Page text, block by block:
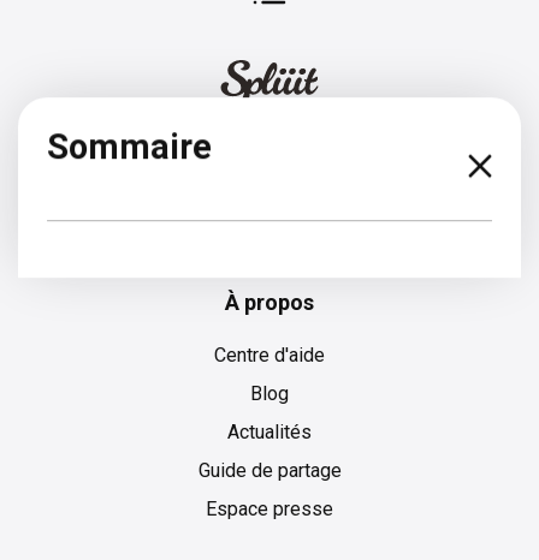
Sommaire
À propos
Centre d'aide
Blog
Actualités
Guide de partage
Espace presse